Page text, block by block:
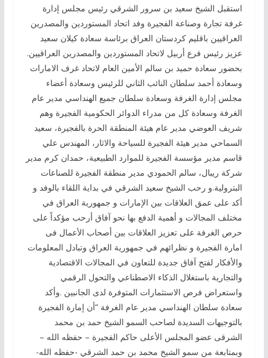
استقبل الشيخ سعيد بن سرور الشرقي رئيس مجلس إدارة
غرفة تجارة وصناعة الفجيرة وفد اتحاد المستوردين والمصدرين
العراقيين باقليم كردستان العراق برئاسة سعادة كيلان سعيد
عزيز رئيس فرع أربيل لاتحاد المستوردين والمصدرين العراقيين.
بحضور سعادة حميد بن سالم الأمين العام لاتحاد غرف الامارات
وسعادة أحمد سلطان النائب الثاني للرئيس وسعادة أعضاء
مجلس إدارة الغرفة وسعادة سلطان جميع الهنداسي مدير عام
الغرفة وسعادة كل من مدراء الدوائر الحكومية الفجيرة وهم
شريف العوضي مدير عام هيئة المنطقة الحرة بالفجيرة، سعيد
السماحي مدير هيئة الفجيرة للسياحة والاثار، المهندس علي
قاسم مدير مؤسسة الفجيرة للموارد الطبيعية، حمدان كرم مدير
شركة ريبال، سالم الحمودي مدير منطقة الفجيرة للصناعات
البترولية.و رحب الشيخ سعيد الشرقي في بداية اللقاء بالوفد و
أكد على عمق العلاقات بين الإمارات و جمهورية العراق في
مختلف المجالات و أهمية الدفع بها نحو آفاق أرحب مؤكداً على
حرص الغرفة على تعزيز العلاقات بين أصحاب الأعمال فى
امارة الفجيرة و نظرائهم في جمهورية العراق وتبادل المعلومات
والأفكار لفتح آفاق جديدة للتعاون في المجالات الاقتصادية
والتجارية باستغلال الذكاء الاصطناعي والتحول الرقمي
واستعراض فرص الاستثمارات المتوفرة لدى الجانبين .وأكد
سعادة سلطان الهنداسي مدير عام الغرفة “أن إمارة الفجيرة
بالتوجيهات السديدة لصاحب السمو الشيخ حمد بن محمد
الشرقى عضو المجلس الأعلى حاكم الفجيرة – حفظه الله –
وبمتابعة من سمو الشيخ محمد بن حمد الشرقي -حفظه الله-